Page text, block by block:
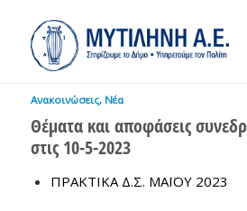
Ανακοινώσεις, Νέα
Θέματα και αποφάσεις
στις 10-5-2023
ΠΡΑΚΤΙΚΑ Δ.Σ. ΜΑΪΟΥ 2023